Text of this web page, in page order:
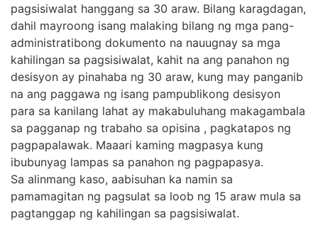
pagsisiwalat hanggang sa 30 araw. Bilang karagdagan,
dahil mayroong isang malaking bilang ng mga pang-
administratibong dokumento na nauugnay sa mga
kahilingan sa pagsisiwalat, kahit na ang panahon ng
desisyon ay pinahaba ng 30 araw, kung may panganib
na ang paggawa ng isang pampublikong desisyon
para sa kanilang lahat ay makabuluhang makagambala
sa pagganap ng trabaho sa opisina , pagkatapos ng
pagpapalawak. Maaari kaming magpasya kung
ibubunyag lampas sa panahon ng pagpapasya.
Sa alinmang kaso, aabisuhan ka namin sa
pamamagitan ng pagsulat sa loob ng 15 araw mula sa
pagtanggap ng kahilingan sa pagsisiwalat.